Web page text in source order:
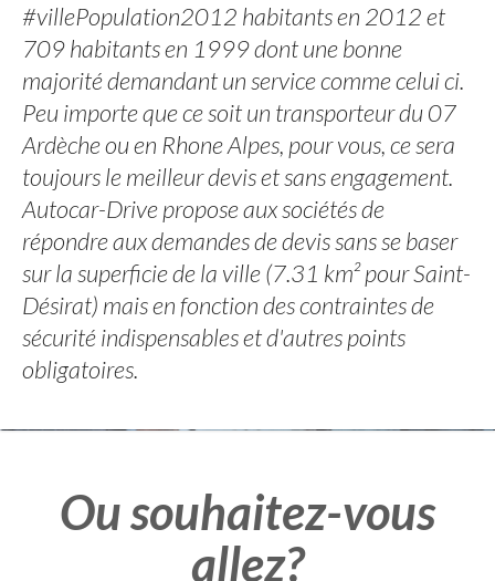
#villePopulation2012 habitants en 2012 et
709 habitants en 1999 dont une bonne
majorité demandant un service comme celui ci.
Peu importe que ce soit un transporteur du 07
Ardèche ou en Rhone Alpes, pour vous, ce sera
toujours le meilleur devis et sans engagement.
Autocar-Drive propose aux sociétés de
répondre aux demandes de devis sans se baser
sur la superficie de la ville (7.31 km² pour Saint-
Désirat) mais en fonction des contraintes de
sécurité indispensables et d'autres points
obligatoires.
Ou souhaitez-vous
allez?